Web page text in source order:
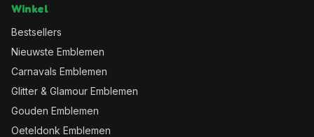
Winkel
Bestsellers
Nieuwste Emblemen
Carnavals Emblemen
Glitter & Glamour Emblemen
Gouden Emblemen
Oeteldonk Emblemen